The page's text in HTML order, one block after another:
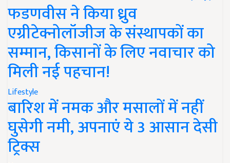
फडणवीस ने किया ध्रुव
एग्रीटेक्नोलॉजीज के संस्थापकों का
सम्मान, किसानों के लिए नवाचार को
मिली नई पहचान!
Lifestyle
बारिश में नमक और मसालों में नहीं
घुसेगी नमी, अपनाएं ये 3 आसान देसी
ट्रिक्स